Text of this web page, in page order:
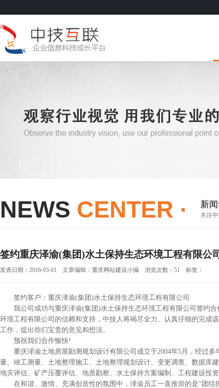
NEWS CENTER · 新
关注
签约重庆泽渝(集团)水土保持生态环境工程有限公
发表日期：2016-03-01 文章编辑：重庆网站建设小编 浏览次数：51 标签：
签约客户：重庆泽渝(集团)水土保持生态环境工程有限公司
我公司成功与重庆泽渝(集团)水土保持生态环境工程有限公司签约
环境工程有限公司的信赖和支持，中技人将竭尽全力、认真仔细的完成
工作，提出你们宝贵的意见和想法。
预祝我们合作愉快!
重庆泽渝土地房屋勘测规划设计有限公司成立于2004年5月，经过多
量、竣工测量、土地整理施工、土地整理规划设计、变更调查、数据库
地灾评估、矿产压覆评估、地质勘察、水土保持方案编制、工程建设投
在和谐、激情、充满创造性的氛围中，泽渝员工一直推崇的是“团结